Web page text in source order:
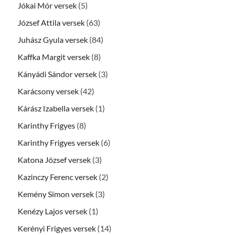
Jókai Mór versek (5)
József Attila versek (63)
Juhász Gyula versek (84)
Kaffka Margit versek (8)
Kányádi Sándor versek (3)
Karácsony versek (42)
Kárász Izabella versek (1)
Karinthy Frigyes (8)
Karinthy Frigyes versek (6)
Katona József versek (3)
Kazinczy Ferenc versek (2)
Kemény Simon versek (3)
Kenézy Lajos versek (1)
Kerényi Frigyes versek (14)